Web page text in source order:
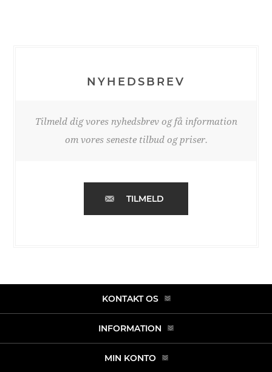
NYHEDSBREV
Tilmeld dig vores nyhedsbrev og få information
om vores seneste tilbud og priser.
TILMELD
KONTAKT OS
INFORMATION
MIN KONTO